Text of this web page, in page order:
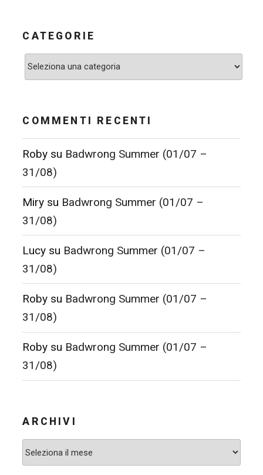
CATEGORIE
Categorie
COMMENTI RECENTI
Roby su Badwrong Summer (01/07 –
31/08)
Miry su Badwrong Summer (01/07 –
31/08)
Lucy su Badwrong Summer (01/07 –
31/08)
Roby su Badwrong Summer (01/07 –
31/08)
Roby su Badwrong Summer (01/07 –
31/08)
ARCHIVI
Archivi